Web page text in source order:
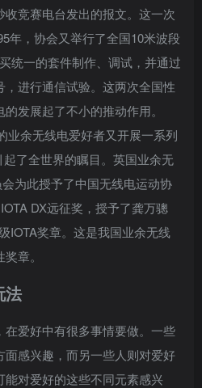
竞赛电台发出的报文。这一次
年，协会又举行了全国10米波段
统一的套件制作、调试，并通过
进行通信试验。这两次全国性
发展起了不小的推动作用。
业余无线电爱好者又开展一系列
了全世界的瞩目。英国业余无
为此授予了中国无线电运动协
DX远征奖，授予了龚万骢
IOTA奖章。这是我国业余无线
章。
法
爱好中有很多事情要做。一些
感兴趣，而另一些人则对爱好
对爱好的这些不同元素感兴